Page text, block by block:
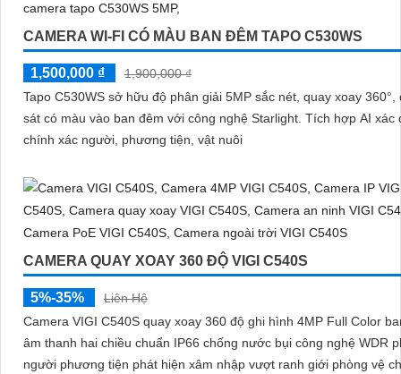
CAMERA WI-FI CÓ MÀU BAN ĐÊM TAPO C530WS
1,500,000 ₫
1,900,000 ₫
Tapo C530WS sở hữu độ phân giải 5MP sắc nét, quay xoay 360°,
sát có màu vào ban đêm với công nghệ Starlight. Tích hợp AI xác định
chính xác người, phương tiện, vật nuôi
CAMERA QUAY XOAY 360 ĐỘ VIGI C540S
5%-35%
Liên Hệ
Camera VIGI C540S quay xoay 360 độ ghi hình 4MP Full Color
âm thanh hai chiều chuẩn IP66 chống nước bụi công nghệ WDR
người phương tiện phát hiện xâm nhập vượt ranh giới phòng vệ